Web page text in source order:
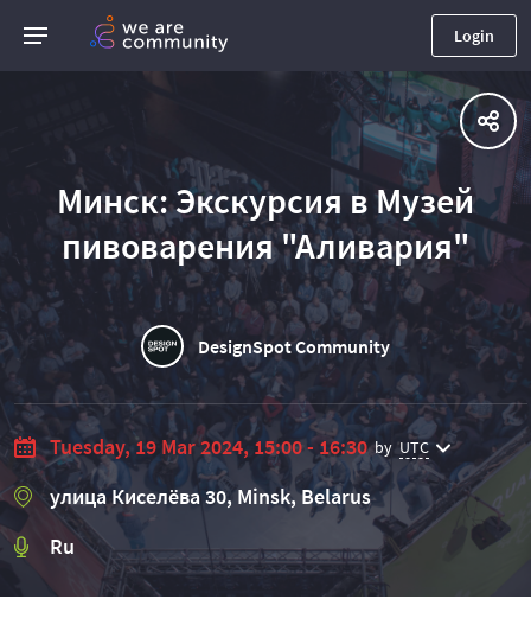
Login
Mинск: Экскурсия в Музей
пивоварения "Аливария"
DesignSpot Community
Tuesday, 19 Mar 2024, 15:00 - 16:30 by UTC
улица Киселёва 30, Minsk, Belarus
Ru